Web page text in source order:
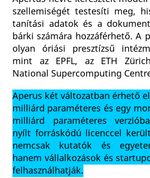
szellemiségét testesíti meg,
tanítási adatok és a
bárki számára hozzáférhető. A
olyan óriási presztízsű
mint az EPFL, az ETH
National Supercomputing Centre
Aperus két változatban érhető
milliárd paraméteres és egy
milliárd paraméteres
nyílt forráskódú licenccel
nemcsak kutatók és
hanem vállalkozások és
felhasználhatják.